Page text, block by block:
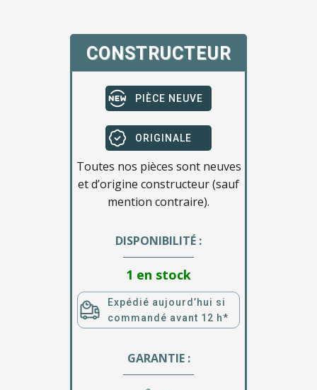
CONSTRUCTEUR
PIÈCE NEUVE
ORIGINALE
Toutes nos pièces sont neuves
et d’origine constructeur (sauf
mention contraire).
DISPONIBILITÉ :
1 en stock
Expédié aujourd’hui si
commandé avant 12 h*
GARANTIE :